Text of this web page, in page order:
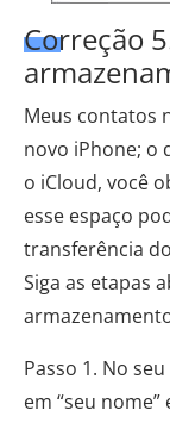
Correção
Meus contatos
novo iPhone; o
o iCloud, você
esse espaço
transferência
Siga as etapas
Passo 1. No
em “seu nome”